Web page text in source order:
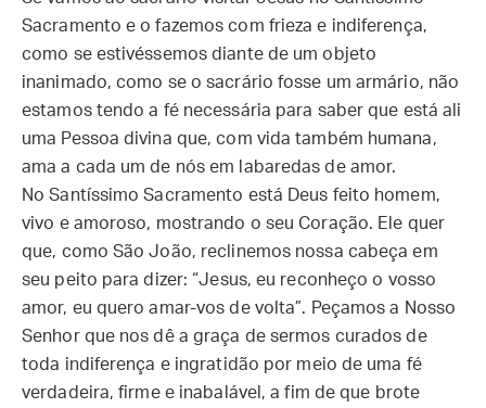
Sacramento e o fazemos com frieza e indiferença,
como se estivéssemos diante de um objeto
inanimado, como se o sacrário fosse um armário, não
estamos tendo a fé necessária para saber que está ali
uma Pessoa divina que, com vida também humana,
ama a cada um de nós em labaredas de amor.
No Santíssimo Sacramento está Deus feito homem,
vivo e amoroso, mostrando o seu Coração. Ele quer
que, como São João, reclinemos nossa cabeça em
seu peito para dizer: “Jesus, eu reconheço o vosso
amor, eu quero amar-vos de volta”. Peçamos a Nosso
Senhor que nos dê a graça de sermos curados de
toda indiferença e ingratidão por meio de uma fé
verdadeira, firme e inabalável, a fim de que brote